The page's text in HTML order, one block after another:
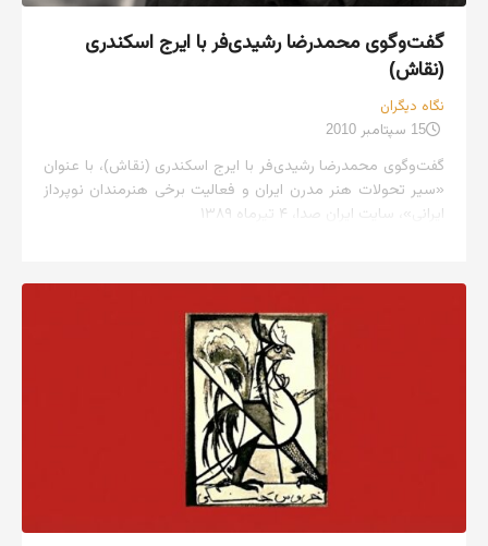
گفت‌وگوی محمدرضا رشیدی‌فر با ایرج اسکندری
(نقاش)
نگاه دیگران
15 سپتامبر 2010
گفت‌وگوی محمدرضا رشیدی‌فر با ایرج اسکندری (نقاش)، با عنوان
«سیر تحولات هنر مدرن ایران و فعالیت برخی هنرمندان نوپرداز
ایرانی»، سایت ایران صدا، ۴ تیرماه ۱۳۸۹